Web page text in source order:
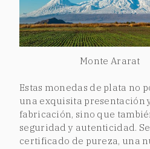
Monte Ararat
Estas monedas de plata no
una exquisita presentación
fabricación, sino que
seguridad y autenticidad.
certificado de pureza, una